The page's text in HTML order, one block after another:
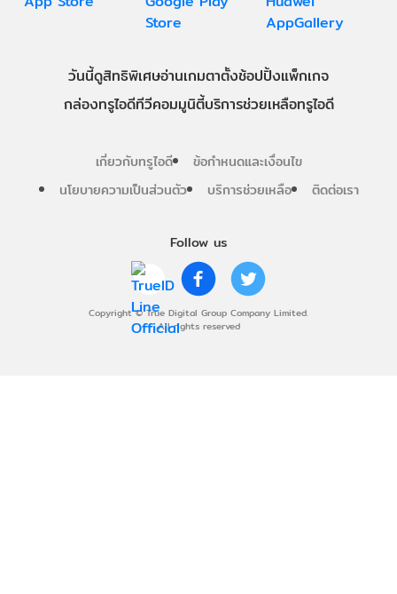
Follow us
Copyright © True Digital Group Company Limited.
All rights reserved
วันนี้ดูสิทธิพิเศษอ่านเกมตาตั้งช้อปปิ้งแพ็กเกจ
กล่องทรูไอดีทีวีคอมมูนิตี้บริการช่วยเหลือทรูไอดี
เกี่ยวกับทรูไอดี
ข้อกำหนดและเงื่อนไข
นโยบายความเป็นส่วนตัว
บริการช่วยเหลือ ติดต่อเรา